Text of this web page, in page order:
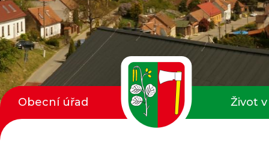
Obecní úřad Život